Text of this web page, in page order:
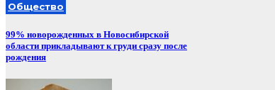
Общество
99% новорожденных в Новосибирской
области прикладывают к груди сразу после
рождения